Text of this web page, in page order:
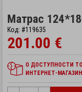
Матрас
Код: #119635
201.00 €
О ДОСТУПНОСТИ
ИНТЕРНЕТ-